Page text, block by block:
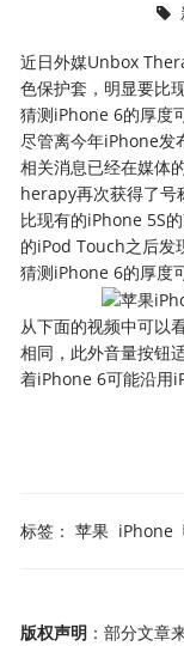
近日外媒Unbox
色保护套，明显要比
猜测iPhone 6的厚度
尽管离今年iPhone发
相关消息已经在媒体
herapy再次获得了号
比现有的iPhone 5S
的iPod Touch之后发
猜测iPhone 6的厚度
从下面的视频中可以
相同，此外音量按钮
着iPhone 6可能沿用
标签： 苹果 iPhone
版权声明 ：部分文章